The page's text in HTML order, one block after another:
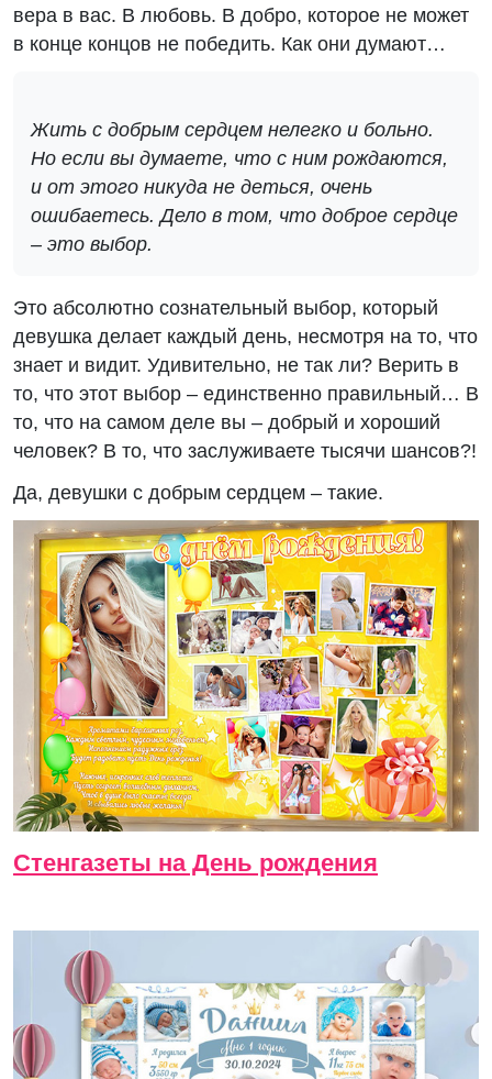
вера в вас. В любовь. В добро, которое не может
в конце концов не победить. Как они думают…
Жить с добрым сердцем нелегко и больно.
Но если вы думаете, что с ним рождаются,
и от этого никуда не деться, очень
ошибаетесь. Дело в том, что доброе сердце
– это выбор.
Это абсолютно сознательный выбор, который
девушка делает каждый день, несмотря на то, что
знает и видит. Удивительно, не так ли? Верить в
то, что этот выбор – единственно правильный… В
то, что на самом деле вы – добрый и хороший
человек? В то, что заслуживаете тысячи шансов?!
Да, девушки с добрым сердцем – такие.
Стенгазеты на День рождения